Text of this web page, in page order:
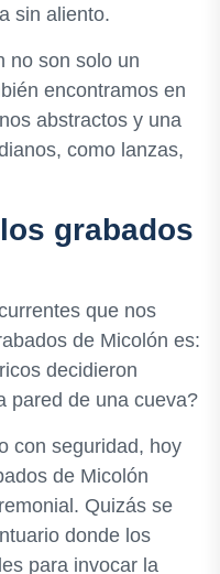
sin aliento.
no son solo un
encontramos en
abstractos y una
como lanzas,
grabados
que nos
de Micolón es:
decidieron
pared de una cueva?
con seguridad, hoy
de Micolón
Quizás se
donde los
para invocar la